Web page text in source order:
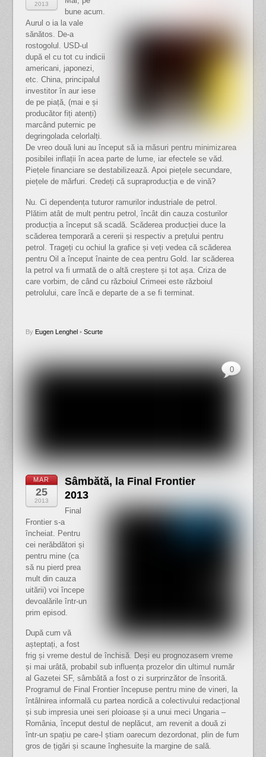
2013
bune acum.
Aurul o ia la vale
sănătos. De-a
rostogolul. USD-ul
după el cu tot cu indicii
americani, japonezi,
etc. China, principalul
investitor în aur iese
de pe piață, (mai e și
producător fiți atenți)
marcând puternic pe
degringolada celorlalți.
De vreo două luni au început să ia măsuri pentru minimizarea
posibilei inflații în acea parte de lume, iar efectele se văd.
Piețele financiare se destabilizează. Apoi piețele secundare,
piețele de mărfuri. Credeți că supraproducția e de vină?
Nu. Ci dependența tuturor ramurilor industriale de petrol.
Plătim atât de mult pentru petrol, încât din cauza costurilor
producția a început să scadă. Scăderea producției duce la
scăderea temporară a cererii și respectiv a prețului pentru
petrol. Trageți cu ochiul la grafice și veți vedea că scăderea
pentru Oil a început înainte de cea pentru Gold. Iar scăderea
la petrol va fi urmată de o altă creștere și tot așa. Criza de
care vorbim, de când cu războiul Crimeei este războiul
petrolului, care încă e departe de a se fi terminat.
By Eugen Lenghel• Scurte
MAR
25
2013
Sâmbătă, la Final Frontier
2013
Final
Frontier s-a
încheiat. Pentru
cei nerăbdători și
pentru mine (ca
să nu pierd prea
mult din cauza
uitării) voi începe
devoalările într-un
prim episod.
După cum vă
așteptați, a fost
frig și vreme destul de închisă. Deși eu prognozasem vreme
și mai urâtă, probabil sub influența prozelor din ultimul număr
al Gazetei SF, sâmbătă a fost o zi surprinzător de însorită.
Programul de Final Frontier începuse pentru mine de vineri, la
întâlnirea informală cu partea nordică a colectivului redacțional
și sub impresia unei seri ploioase și a unui meci Ungaria –
România, început destul de neplăcut, am revenit a două zi
într-un spațiu pe care-l știam oarecum dezordonat, plin de fum
gros de țigări și scaune înghesuite la margine de sală.
0